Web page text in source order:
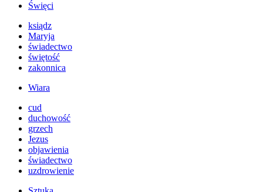
Święci
ksiądz
Maryja
świadectwo
świętość
zakonnica
Wiara
cud
duchowość
grzech
Jezus
objawienia
świadectwo
uzdrowienie